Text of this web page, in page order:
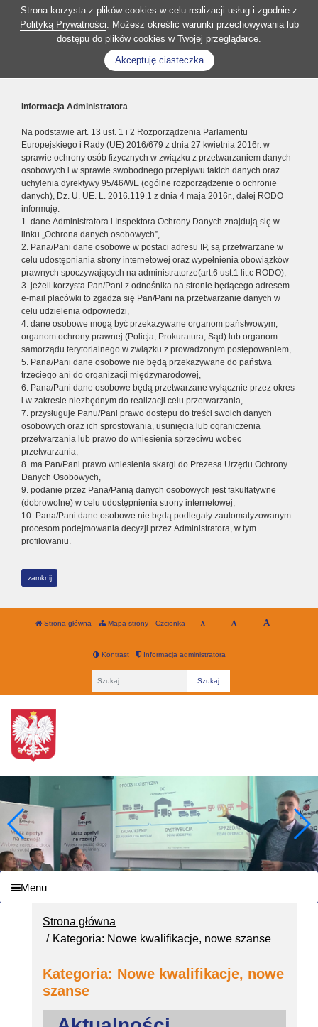
Strona korzysta z plików cookies w celu realizacji usług i zgodnie z
Polityką Prywatności. Możesz określić warunki przechowywania lub
dostępu do plików cookies w Twojej przeglądarce.
Akceptuję ciasteczka
Informacja Administratora
Na podstawie art. 13 ust. 1 i 2 Rozporządzenia Parlamentu
Europejskiego i Rady (UE) 2016/679 z dnia 27 kwietnia 2016r. w
sprawie ochrony osób fizycznych w związku z przetwarzaniem danych
osobowych i w sprawie swobodnego przepływu takich danych oraz
uchylenia dyrektywy 95/46/WE (ogólne rozporządzenie o ochronie
danych), Dz. U. UE. L. 2016.119.1 z dnia 4 maja 2016r., dalej RODO
informuję:
1. dane Administratora i Inspektora Ochrony Danych znajdują się w
linku „Ochrona danych osobowych”,
2. Pana/Pani dane osobowe w postaci adresu IP, są przetwarzane w
celu udostępniania strony internetowej oraz wypełnienia obowiązków
prawnych spoczywających na administratorze(art.6 ust.1 lit.c RODO),
3. jeżeli korzysta Pan/Pani z odnośnika na stronie będącego adresem
e-mail placówki to zgadza się Pan/Pani na przetwarzanie danych w
celu udzielenia odpowiedzi,
4. dane osobowe mogą być przekazywane organom państwowym,
organom ochrony prawnej (Policja, Prokuratura, Sąd) lub organom
samorządu terytorialnego w związku z prowadzonym postępowaniem,
5. Pana/Pani dane osobowe nie będą przekazywane do państwa
trzeciego ani do organizacji międzynarodowej,
6. Pana/Pani dane osobowe będą przetwarzane wyłącznie przez okres
i w zakresie niezbędnym do realizacji celu przetwarzania,
7. przysługuje Panu/Pani prawo dostępu do treści swoich danych
osobowych oraz ich sprostowania, usunięcia lub ograniczenia
przetwarzania lub prawo do wniesienia sprzeciwu wobec
przetwarzania,
8. ma Pan/Pani prawo wniesienia skargi do Prezesa Urzędu Ochrony
Danych Osobowych,
9. podanie przez Pana/Panią danych osobowych jest fakultatywne
(dobrowolne) w celu udostępnienia strony internetowej,
10. Pana/Pani dane osobowe nie będą podlegały zautomatyzowanym
procesom podejmowania decyzji przez Administratora, w tym
profilowaniu.
zamknij
Strona główna Mapa strony Czcionka
Kontrast Informacja administratora
Menu
Strona główna
Kategoria: Nowe kwalifikacje, nowe szanse
Kategoria: Nowe kwalifikacje, nowe
szanse